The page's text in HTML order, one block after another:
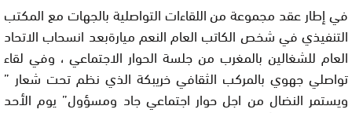
في إطار عقد مجموعة من اللقاءات التواصلية بالجهات مع المكتب
التنفيذي في شخص الكاتب العام النعم ميارةبعد انسحاب الاتحاد
العام للشغالين بالمغرب من جلسة الحوار الاجتماعي ، وفي لقاء
تواصلي جهوي بالمركب الثقافي خريبكة الذي نظم تحت شعار ”
ويستمر النضال من اجل حوار اجتماعي جاد ومسؤول” يوم الأحد